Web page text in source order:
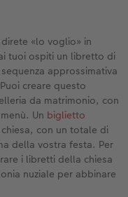
«lo voglio» in
tuoi ospiti un libretto di
approssimativa
creare questo
da matrimonio, con
Un biglietto
con un totale di
della vostra festa. Per
i libretti della chiesa
nuziale per abbinare